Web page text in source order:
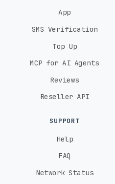
App
SMS Verification
Top Up
MCP for AI Agents
Reviews
Reseller API
SUPPORT
Help
FAQ
Network Status